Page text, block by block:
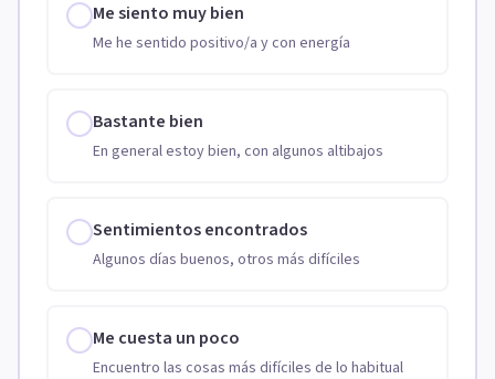
Me siento muy bien
Me he sentido positivo/a y con energía
Bastante bien
En general estoy bien, con algunos altibajos
Sentimientos encontrados
Algunos días buenos, otros más difíciles
Me cuesta un poco
Encuentro las cosas más difíciles de lo habitual